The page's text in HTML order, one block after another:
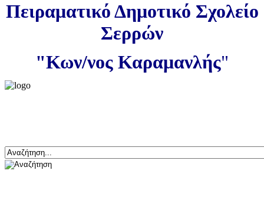
Πειραματικό Δημοτικό Σχολείο
Σερρών
"Κων/νος Καραμανλής"